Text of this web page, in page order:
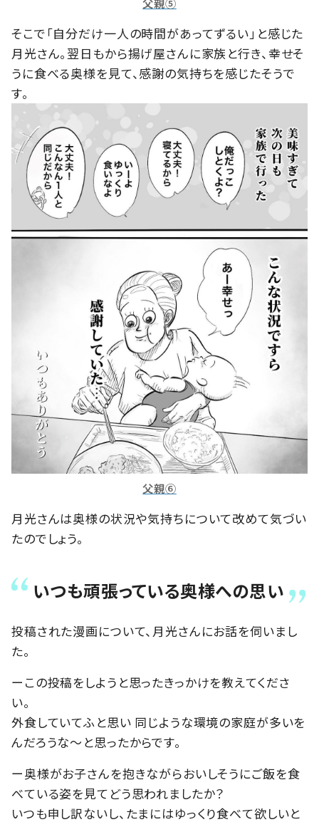
そこで「自分だけ一人の時間があってずるい」と感じた
月光さん。翌日もから揚げ屋さんに家族と行き、幸せそ
うに食べる奥様を見て、感謝の気持ちを感じたそうで
す。
父親⑥
月光さんは奥様の状況や気持ちについて改めて気づい
たのでしょう。
いつも頑張っている奥様への思い
投稿された漫画について、月光さんにお話を伺いまし
た。
ーこの投稿をしようと思ったきっかけを教えてくださ
い。
外食していてふと思い 同じような環境の家庭が多いを
んだろうな〜と思ったからです。
ー奥様がお子さんを抱きながらおいしそうにご飯を食
べている姿を見てどう思われましたか？
いつも申し訳ないし、たまにはゆっくり食べて欲しいと